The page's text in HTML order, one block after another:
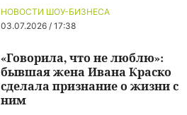
НОВОСТИ ШОУ-БИЗНЕСА
03.07.2026 / 17:38
«Говорила, что не люблю»:
бывшая жена Ивана Краско
сделала признание о жизни с
ним